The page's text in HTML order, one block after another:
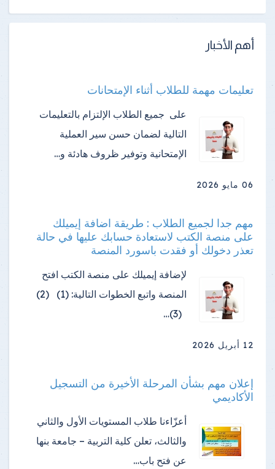
أهم الأخبار
تعليمات مهمة للطلاب أثناء الإمتحانات
على جميع الطلاب الإلتزام بالتعليمات
التالية لضمان حسن سير العملية
الإمتحانية وتوفير ظروف هادئة و…
06 مايو 2026
مهم جدا لجميع الطلاب : طريقة اضافة إيميلك
على منصة الكتب لاستعادة حسابك عليها في حالة
تعذر دخولك أو فقدت باسورد المنصة
لإضافة إيميلك على منصة الكتب افتح
المنصة واتبع الخطوات التالية: (1) (2)
(3)…
12 أبريل 2026
إعلان مهم بشأن المرحلة الأخيرة من التسجيل
الأكاديمي
أعزّاءنا طلاب المستويات الأول والثاني
والثالث، تعلن كلية التربية – جامعة بنها
عن فتح باب…